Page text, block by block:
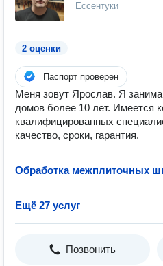
Ессентуки
2 оценки
Паспорт проверен
Меня зовут Ярослав. Я
домов более 10 лет. Имеется
квалифицированных
качество, сроки, гарантия.
Обработка межплиточных
Ещё 27 услуг
Позвонить